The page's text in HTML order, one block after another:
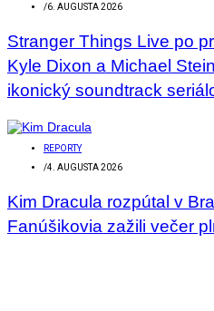
/6. AUGUSTA 2026
Stranger Things Live po
Kyle Dixon a Michael
ikonický soundtrack
REPORTY
/4. AUGUSTA 2026
Kim Dracula rozpútal v
Fanúšikovia zažili večer